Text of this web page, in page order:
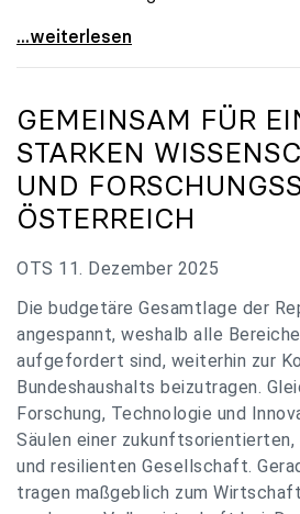
„Verzögerung unverständlich“:
...weiterlesen
GEMEINSAM FÜR
STARKEN
UND
ÖSTERREICH
OTS 11. Dezember 2025
Die budgetäre Gesamtlage der
angespannt, weshalb alle
aufgefordert sind, weiterhin zur
Bundeshaushalts beizutragen.
Forschung, Technologie und
Säulen einer zukunftsorientierten,
und resilienten Gesellschaft.
tragen maßgeblich zum